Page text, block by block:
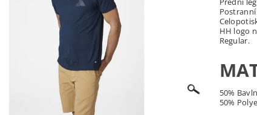
HH logo
Regular.
50%
50%